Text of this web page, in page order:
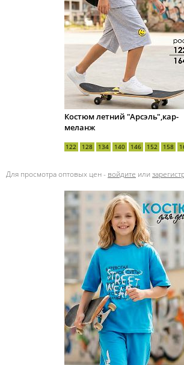
Костюм летний "Арсэль",кар-
меланж
122 128 134 140 146 152 158
Для просмотра оптовых цен - войдите или